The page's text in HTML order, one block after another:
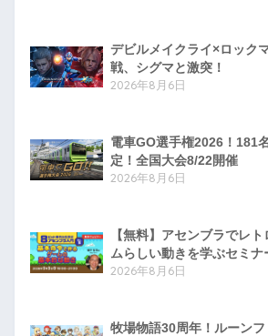
デビルメイクライ×ロック
戦、シグマと激突！
2026年8月6日
電車GO選手権2026！181
定！全国大会8/22開催
2026年8月6日
【無料】アセンブラでレ
ムらしい動きを学ぶセミナ
2026年8月6日
牧場物語30周年！ルーン